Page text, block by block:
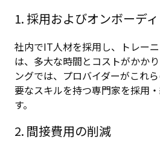
1. 採用およびオンボーデ
社内でIT人材を採用し、トレー
は、多大な時間とコストがかか
ングでは、プロバイダーがこれ
要なスキルを持つ専門家を採用
す。
2. 間接費用の削減